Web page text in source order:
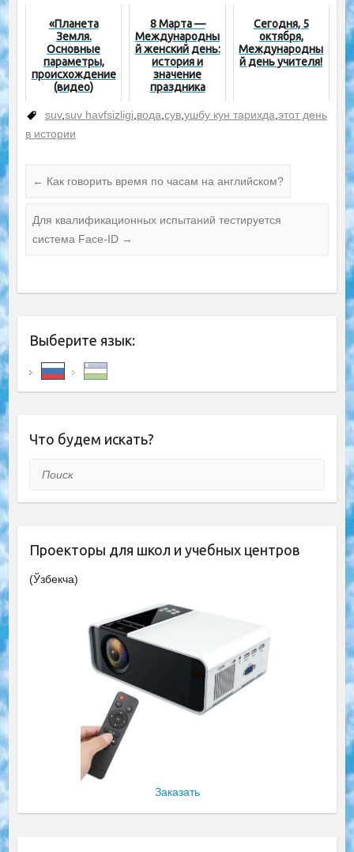
«Планета
Земля.
Основные
параметры,
происхождение
(видео)
8 Марта —
Международны
й женский день:
история и
значение
праздника
Сегодня, 5
октября,
Международны
й день учителя!
suv,suv havfsizligi вода сув, ушбу кун тарихда этот день
в истории
← Как говорить время по часам на английском?
Для квалификационных испытаний тестируется
система Face-ID →
Выберите язык:
Что будем искать?
Поиск
Проекторы для школ и учебных центров
(Ўзбекча)
Заказать